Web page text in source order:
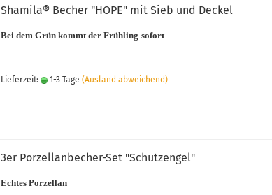
Shamila® Becher "HOPE" mit Sieb und Deckel
Bei dem Grün kommt der Frühling sofort
Lieferzeit: 1-3 Tage (Ausland abweichend)
3er Porzellanbecher-Set "Schutzengel"
Echtes Porzellan